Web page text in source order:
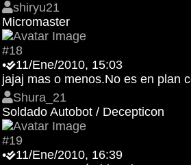
shiryu21
Micromaster
#18
•
11/Ene/2010, 15:03
jajaj mas o menos.No es en plan
Shura_21
Soldado Autobot / Decepticon
#19
•
11/Ene/2010, 16:39